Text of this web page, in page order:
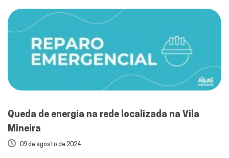
Queda de energia na rede localizada na Vila
Mineira
09 de agosto de 2024